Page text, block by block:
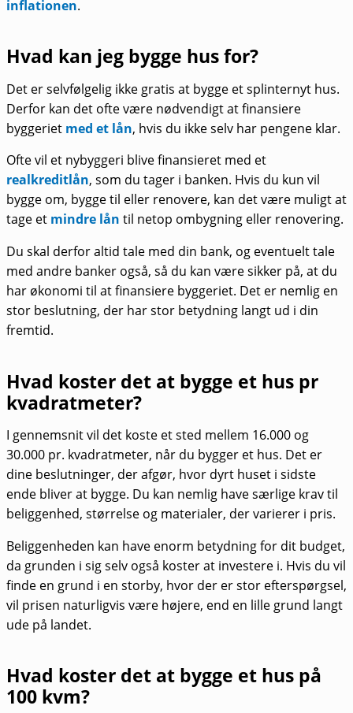
inflationen.
Hvad kan jeg bygge hus for?
Det er selvfølgelig ikke gratis at bygge et splinternyt hus.
Derfor kan det ofte være nødvendigt at finansiere
byggeriet med et lån, hvis du ikke selv har pengene klar.
Ofte vil et nybyggeri blive finansieret med et
realkreditlån, som du tager i banken. Hvis du kun vil
bygge om, bygge til eller renovere, kan det være muligt at
tage et mindre lån til netop ombygning eller renovering.
Du skal derfor altid tale med din bank, og eventuelt tale
med andre banker også, så du kan være sikker på, at du
har økonomi til at finansiere byggeriet. Det er nemlig en
stor beslutning, der har stor betydning langt ud i din
fremtid.
Hvad koster det at bygge et hus pr
kvadratmeter?
I gennemsnit vil det koste et sted mellem 16.000 og
30.000 pr. kvadratmeter, når du bygger et hus. Det er
dine beslutninger, der afgør, hvor dyrt huset i sidste
ende bliver at bygge. Du kan nemlig have særlige krav til
beliggenhed, størrelse og materialer, der varierer i pris.
Beliggenheden kan have enorm betydning for dit budget,
da grunden i sig selv også koster at investere i. Hvis du vil
finde en grund i en storby, hvor der er stor efterspørgsel,
vil prisen naturligvis være højere, end en lille grund langt
ude på landet.
Hvad koster det at bygge et hus på
100 kvm?